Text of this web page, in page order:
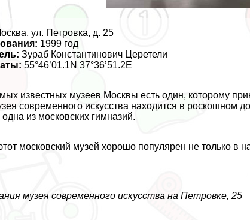
ул. Петровка, д. 25
1999 год
Зураб Константинович Церетели
55°46’01.1N 37°36’51.2E
известных музеев Москвы есть один, которому
современного искусства находится в роскошном
из московских гимназий.
московский музей хорошо популярен не только в
музея современного искусства на Петровке, 25